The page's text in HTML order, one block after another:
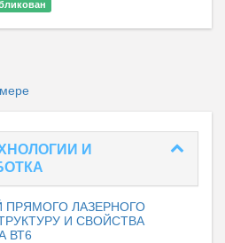
И
ПРЯМОГО ЛАЗЕРНОГО
И СВОЙСТВА
ВТ6